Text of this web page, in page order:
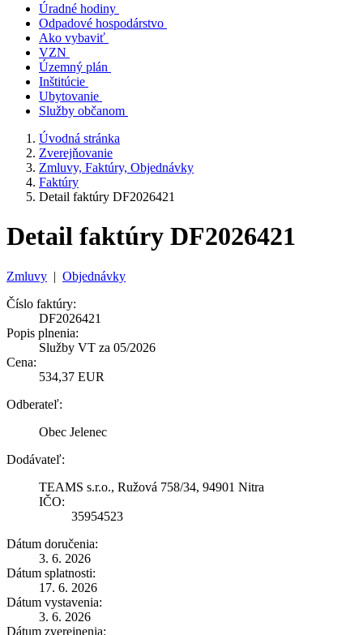
Úradné hodiny
Odpadové hospodárstvo
Ako vybaviť
VZN
Územný plán
Inštitúcie
Ubytovanie
Služby občanom
Úvodná stránka
Zverejňovanie
Zmluvy, Faktúry, Objednávky
Faktúry
Detail faktúry DF2026421
Detail faktúry DF2026421
Zmluvy | Objednávky
Číslo faktúry:
DF2026421
Popis plnenia:
Služby VT za 05/2026
Cena:
534,37 EUR
Odberateľ:
Obec Jelenec
Dodávateľ:
TEAMS s.r.o., Ružová 758/34, 94901 Nitra
IČO:
35954523
Dátum doručenia:
3. 6. 2026
Dátum splatnosti:
17. 6. 2026
Dátum vystavenia:
3. 6. 2026
Dátum zverejnenia: